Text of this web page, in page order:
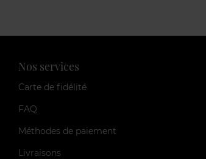
Nos services
Carte de fidélité
FAQ
Méthodes de paiement
Livraisons